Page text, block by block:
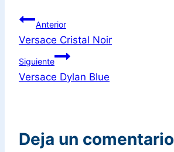
Anterior
Versace Cristal Noir
Siguiente
Versace Dylan Blue
Deja un comentario